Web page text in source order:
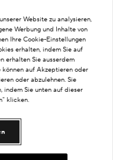
von
Sie mehr
Website zu analysieren,
Werbung und Inhalte von
Ihre Cookie-Einstellungen
erhalten, indem Sie auf
erhalten Sie ausserdem
auf Akzeptieren oder
oder abzulehnen. Sie
indem Sie unten auf dieser
klicken.